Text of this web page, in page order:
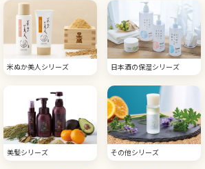
米ぬか美人シリーズ 日本酒の保湿シリーズ
美髪シリーズ その他シリーズ